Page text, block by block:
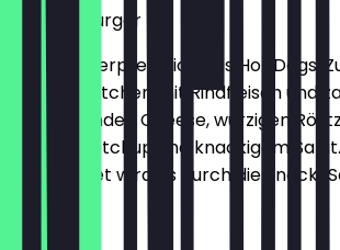
Hot Dog Burger
Unsere Interpretation des Hot Dogs:
Sesam Brötchen mit Rindfleisch und
schmelzenden Cheese, würzigen
Gurken, Ketchup und knackigem
abgerundet wird es durch die Snack-